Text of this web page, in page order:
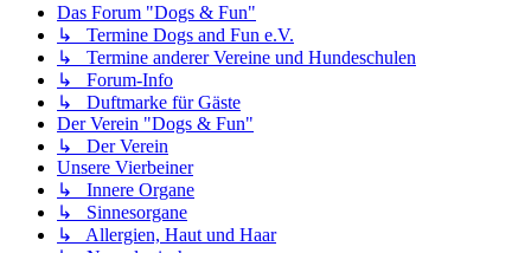
Das Forum "Dogs & Fun"
↳ Termine Dogs and Fun e.V.
↳ Termine anderer Vereine und Hundeschulen
↳ Forum-Info
↳ Duftmarke für Gäste
Der Verein "Dogs & Fun"
↳ Der Verein
Unsere Vierbeiner
↳ Innere Organe
↳ Sinnesorgane
↳ Allergien, Haut und Haar